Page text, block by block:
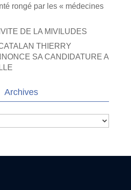
rongé par les « médecines
DE LA MIVILUDES
THIERRY
SA CANDIDATURE A
Archives